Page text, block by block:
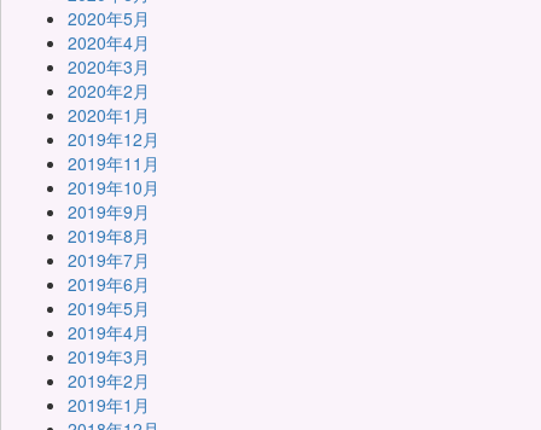
2020年5月
2020年4月
2020年3月
2020年2月
2020年1月
2019年12月
2019年11月
2019年10月
2019年9月
2019年8月
2019年7月
2019年6月
2019年5月
2019年4月
2019年3月
2019年2月
2019年1月